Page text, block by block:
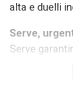
alta e duelli
Serve,
Serve
,
Le sconfitte